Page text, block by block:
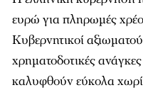
ευρώ για πληρωμές
Κυβερνητικοί
χρηματοδοτικές
καλυφθούν εύκολα